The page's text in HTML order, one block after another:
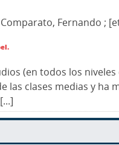
Fernando ;
(en todos los
las clases medias y ha